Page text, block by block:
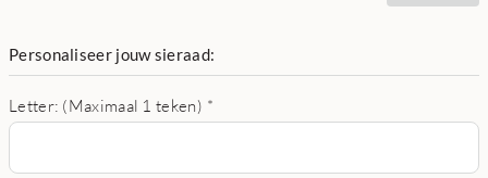
Personaliseer jouw sieraad:
Letter: (Maximaal 1 teken) *